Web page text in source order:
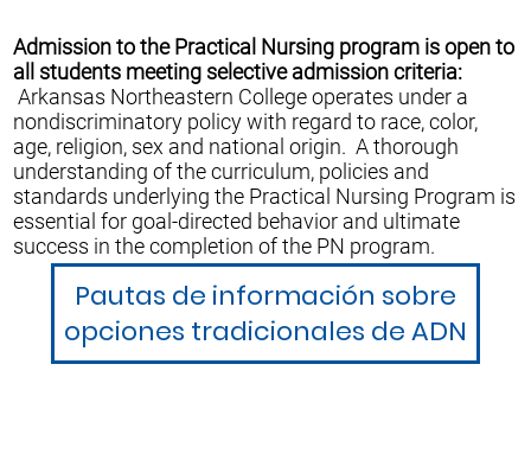
Admission to the Practical Nursing program is open to
all students meeting selective admission criteria:
Arkansas Northeastern College operates under a
nondiscriminatory policy with regard to race, color,
age, religion, sex and national origin. A thorough
understanding of the curriculum, policies and
standards underlying the Practical Nursing Program is
essential for goal-directed behavior and ultimate
success in the completion of the PN program.
Pautas de información sobre
opciones tradicionales de ADN